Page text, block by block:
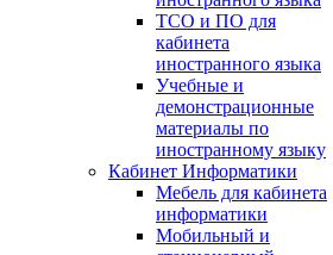
ТСО и ПО для
кабинета
иностранного языка
Учебные и
демонстрационные
материалы по
иностранному языку
Кабинет Информатики
Мебель для кабинета
информатики
Мобильный и